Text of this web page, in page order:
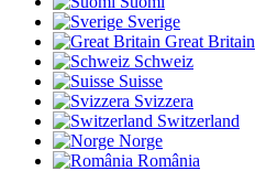
Sverige
Great Britain
Schweiz
Suisse
Svizzera
Switzerland
Norge
România